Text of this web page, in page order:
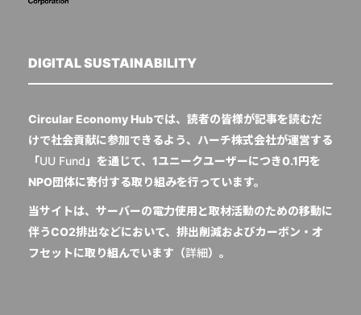
DIGITAL SUSTAINABILITY
Circular Economy Hubでは、読者の皆様が記事を読むだ
けで社会貢献に参加できるよう、ハーチ株式会社が運営する
「UU Fund」を通じて、1ユニークユーザーにつき0.1円を
NPO団体に寄付する取り組みを行っています。
当サイトは、サーバーの電力使用と取材活動のための移動に
伴うCO2排出などにおいて、排出削減およびカーボン・オ
フセットに取り組んでいます（詳細）。